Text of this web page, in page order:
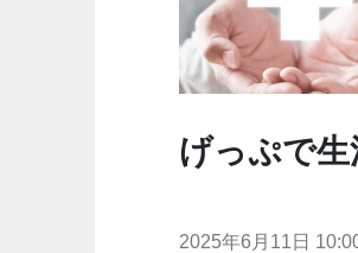
げっぷで
2025年6月11日